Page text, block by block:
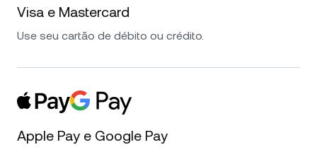
Visa e Mastercard
Use seu cartão de débito ou crédito.
Apple Pay e Google Pay